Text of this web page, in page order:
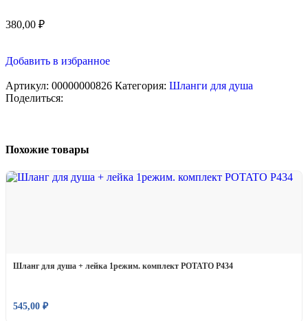
380,00 ₽
Добавить в избранное
Артикул: 00000000826 Категория: Шланги для душа
Поделиться:
Похожие товары
Шланг для душа + лейка 1режим. комплект POTATO P434
545,00 ₽